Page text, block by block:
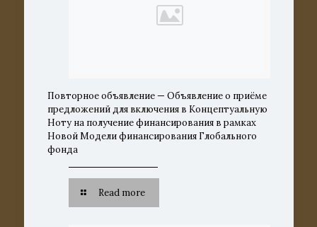
Повторное объявление — Объявление о приёме
предложений для включения в Концептуальную
Ноту на получение финансирования в рамках
Новой Модели финансирования Глобального
фонда
Read more